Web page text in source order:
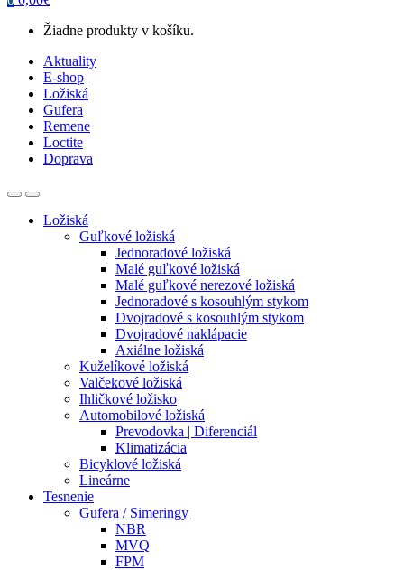
Žiadne produkty v košíku.
Aktuality
E-shop
Ložiská
Gufera
Remene
Loctite
Doprava
Ložiská
Guľkové ložiská
Jednoradové ložiská
Malé guľkové ložiská
Malé guľkové nerezové ložiská
Jednoradové s kosouhlým stykom
Dvojradové s kosouhlým stykom
Dvojradové naklápacie
Axiálne ložiská
Kuželíkové ložiská
Valčekové ložiská
Ihličkové ložisko
Automobilové ložiská
Prevodovka | Diferenciál
Klimatizácia
Bicyklové ložiská
Lineárne
Tesnenie
Gufera / Simeringy
NBR
MVQ
FPM